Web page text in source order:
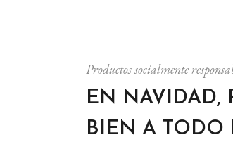
Productos socialmente
EN NAVIDAD,
BIEN A